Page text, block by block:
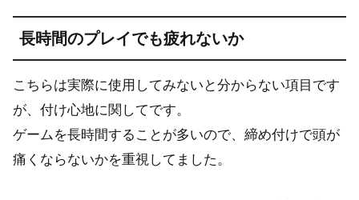
長時間のプレイでも疲れないか
こちらは実際に使用してみないと分からない項目です
が、付け心地に関してです。
ゲームを長時間することが多いので、締め付けで頭が
痛くならないかを重視してました。